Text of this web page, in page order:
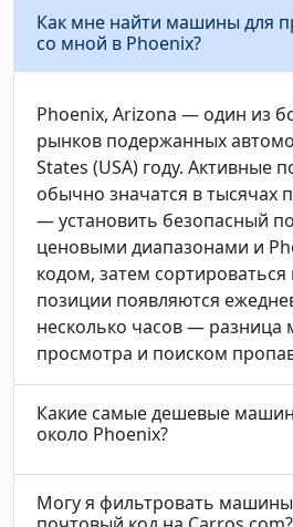
Как мне найти машины для
со мной в Phoenix?
Phoenix, Arizona — один из
рынков подержанных
States (USA) году. Активные
обычно значатся в тысячах
— установить безопасный
ценовыми диапазонами и
кодом, затем
позиции появляются
несколько часов — разница
просмотра и поиском
Какие самые дешевые
около Phoenix?
Могу я фильтровать